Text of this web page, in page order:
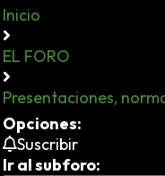
Inicio
EL FORO
Presentaciones,
Opciones:
Suscribir
Ir al subforo: